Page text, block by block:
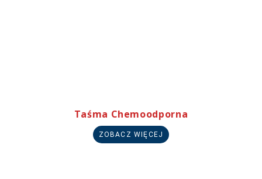
Taśma Chemoodporna
ZOBACZ WIĘCEJ